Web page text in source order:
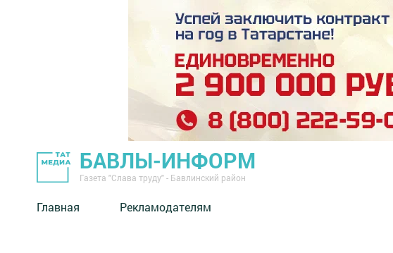
БАВЛЫ-ИНФОРМ
Газета "Слава труду" - Бавлинский район
Главная Рекламодателям